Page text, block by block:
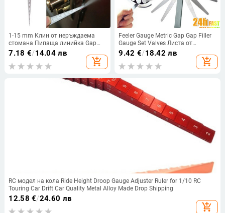
1-15 mm Клин от неръждаема
стомана Пипаща линийка Gap
Hole Конусен габарит Метричен
инспекционен коничен
манометър Метричен инструмент
7.18 €/14.04 лв
add_shopping_cart
Feeler Gauge Metric Gap Gap Filler
Gauge Set Valves Листа от
клапани Spark Plug Gap за
измерване Инструмент за
измерване на сондата Gap
9.42 €/18.42 лв
add_shopping_cart
RC модел на кола Ride Height Droop Gauge Adjuster Ruler for 1/10 RC
Touring Car Drift Car Quality Metal Alloy Made Drop Shipping
12.58 €/24.60 лв
add_shopping_cart